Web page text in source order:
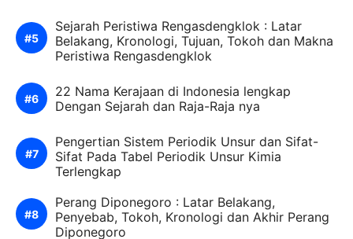
Sejarah Peristiwa Rengasdengklok : Latar
Belakang, Kronologi, Tujuan, Tokoh dan Makna
Peristiwa Rengasdengklok
22 Nama Kerajaan di Indonesia lengkap
Dengan Sejarah dan Raja-Raja nya
Pengertian Sistem Periodik Unsur dan Sifat-
Sifat Pada Tabel Periodik Unsur Kimia
Terlengkap
Perang Diponegoro : Latar Belakang,
Penyebab, Tokoh, Kronologi dan Akhir Perang
Diponegoro